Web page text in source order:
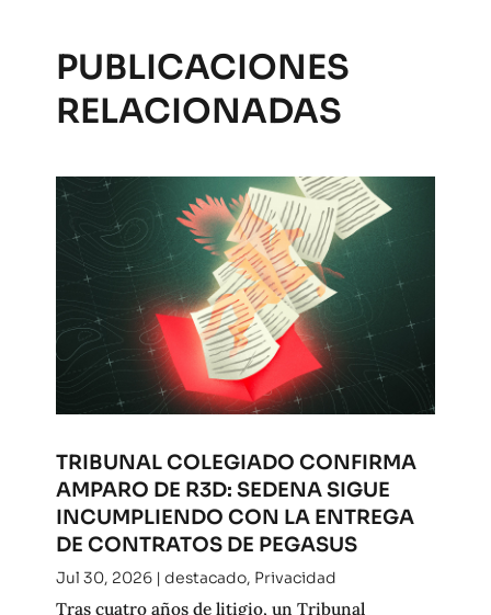
PUBLICACIONES
RELACIONADAS
TRIBUNAL COLEGIADO CONFIRMA
AMPARO DE R3D: SEDENA SIGUE
INCUMPLIENDO CON LA ENTREGA
DE CONTRATOS DE PEGASUS
Jul 30, 2026| destacado, Privacidad
Tras cuatro años de litigio, un Tribunal